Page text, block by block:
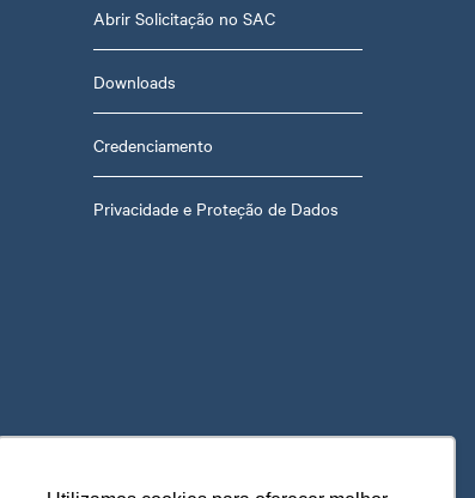
Abrir Solicitação no SAC
Downloads
Credenciamento
Privacidade e Proteção de Dados